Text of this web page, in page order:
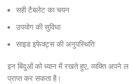
सही टैबलेट का चयन
उपयोग की सुविधा
साइड इफेक्ट्स की अनुपस्थिति
इन बिंदुओं को ध्यान में रखते हुए, व्यक्ति अपने
प्राप्त कर सकता है।